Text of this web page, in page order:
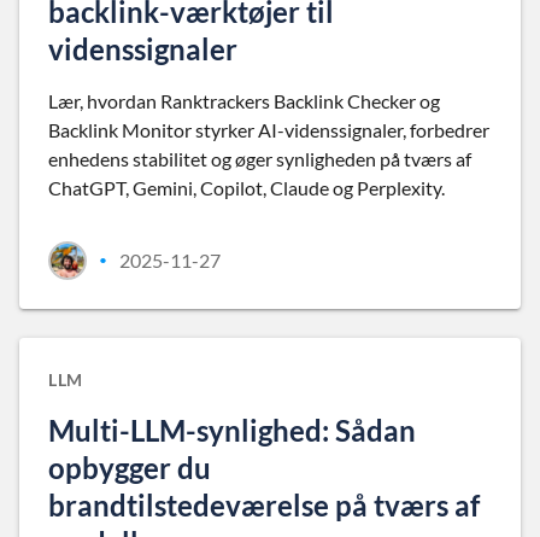
backlink-værktøjer til
videnssignaler
Lær, hvordan Ranktrackers Backlink Checker og
Backlink Monitor styrker AI-videnssignaler, forbedrer
enhedens stabilitet og øger synligheden på tværs af
ChatGPT, Gemini, Copilot, Claude og Perplexity.
• 2025-11-27
LLM
Multi-LLM-synlighed: Sådan
opbygger du
brandtilstedeværelse på tværs af